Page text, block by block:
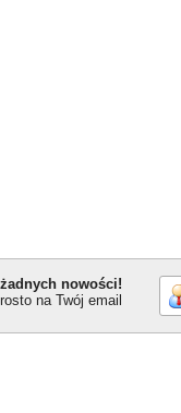
nowości!
na Twój email